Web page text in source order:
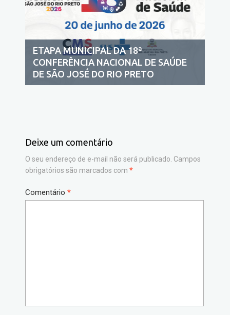
ETAPA MUNICIPAL DA 18ª
CONFERÊNCIA NACIONAL DE SAÚDE
DE SÃO JOSÉ DO RIO PRETO
13ª CONFERÊNCIA MUNICIPAL DE
SAÚDE DE SÃO JOSÉ DO RIO PRETO
Deixe um comentário
O seu endereço de e-mail não será publicado. Campos
obrigatórios são marcados com *
Comentário *